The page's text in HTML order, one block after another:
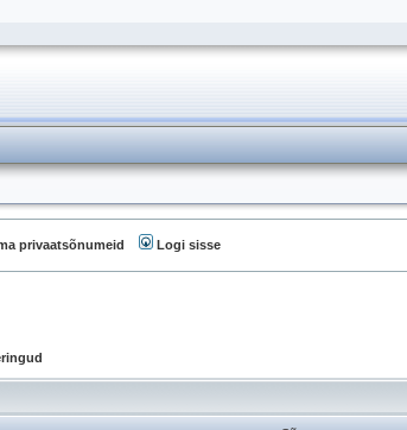
privaatsõnumeid Logi sisse